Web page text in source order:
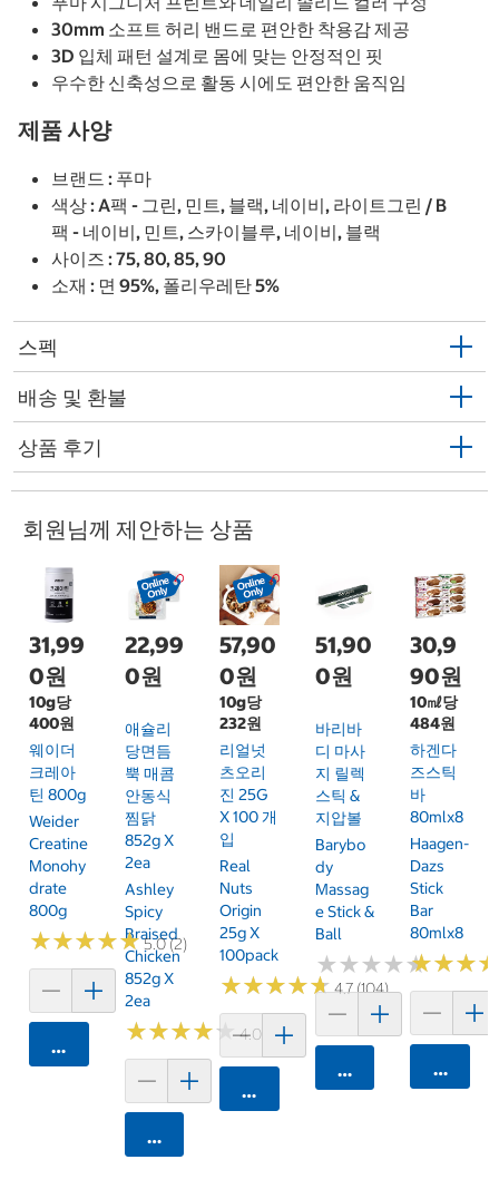
30mm 소프트 허리 밴드로 편안한 착용감 제공
3D 입체 패턴 설계로 몸에 맞는 안정적인 핏
우수한 신축성으로 활동 시에도 편안한 움직임
제품 사양
브랜드 : 푸마
색상 : A팩 - 그린, 민트, 블랙, 네이비, 라이트그린 / B
팩 - 네이비, 민트, 스카이블루, 네이비, 블랙
사이즈 : 75, 80, 85, 90
소재 : 면 95%, 폴리우레탄 5%
스펙
배송 및 환불
상품 후기
회원님께 제안하는 상품
31,99
0원
10g당
400원
웨이더
크레아
틴 800g
Weider
Creatine
Monohy
Drate
800g
★★★★★
★★★★★5.0 (2)
카트에 담기
22,99
0원
애슐리
당면듬
뿍 매콤
안동식
찜닭
852g X
2ea
Ashley
Spicy
Braised
Chicken
852g X
2ea
★★★★★
★★★★★4.0 (2)
카트에 담기
57,90
0원
10g당
232원
리얼넛
츠오리
진 25G
X 100 개
입
Real
Nuts
Origin
25g X
100pack
★★★★★
★★★★★4.7 (104)
카트에 담기
51,90
0원
바리바
디 마사
지 릴렉
스틱 &
지압볼
Barybo
Dy
Massag
E Stick &
Ball
★★★★★
★★★★★
카트에 담기
30,9
90원
10㎖당
484원
하겐다
즈스틱
바
80mlx8
Haagen-
Dazs
Stick
Bar
80mlx8
★★★
★★★
카트에